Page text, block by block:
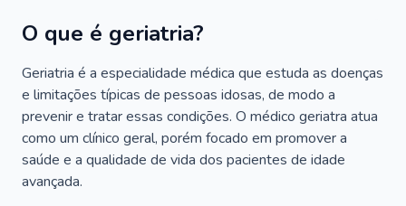
O que é geriatria?
Geriatria é a especialidade médica que estuda as doenças
e limitações típicas de pessoas idosas, de modo a
prevenir e tratar essas condições. O médico geriatra atua
como um clínico geral, porém focado em promover a
saúde e a qualidade de vida dos pacientes de idade
avançada.